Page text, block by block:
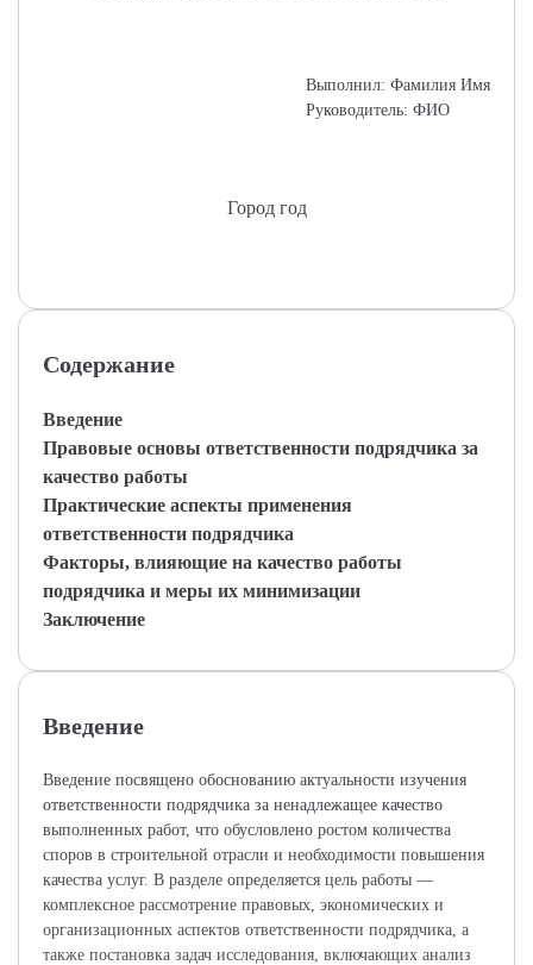
Выполнил: Фамилия Имя
Руководитель: ФИО
Город год
Содержание
Введение
Правовые основы ответственности подрядчика за
качество работы
Практические аспекты применения
ответственности подрядчика
Факторы, влияющие на качество работы
подрядчика и меры их минимизации
Заключение
Введение
Введение посвящено обоснованию актуальности изучения
ответственности подрядчика за ненадлежащее качество
выполненных работ, что обусловлено ростом количества
споров в строительной отрасли и необходимости повышения
качества услуг. В разделе определяется цель работы —
комплексное рассмотрение правовых, экономических и
организационных аспектов ответственности подрядчика, а
также постановка задач исследования, включающих анализ